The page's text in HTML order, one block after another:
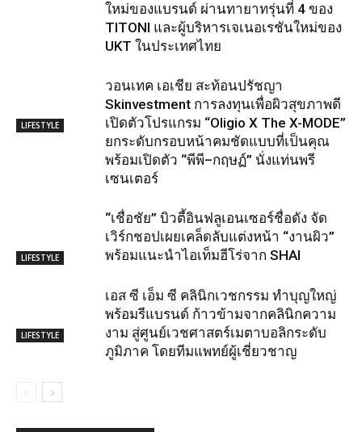
ใหม่ของแบรนด์ ผ่านทายาทรุ่นที่ 4 ของ
TITONI และผู้บริหารเจเนอเรชันใหม่ของ
UKT ในประเทศไทย
LIFESTYLE
วอนเทค เอเชีย สะท้อนปรัชญา
Skinvestment การลงทุนเพื่อผิวสุขภาพดี
เปิดตัวโปรแกรม “Oligio X The X-MODE”
ยกระดับกรอบหน้าคมชัดแบบที่เป็นคุณ
พร้อมเปิดตัว “พีพี–กฤษฏ์” นั่งแท่นพรี
เซนเตอร์
LIFESTYLE
“เชื่อชัย” บิวตี้อินฟลูเอนเซอร์ชื่อดัง จัด
เวิร์กชอปเผยเคล็ดลับแต่งหน้า “งานผิว”
พร้อมแนะนำไอเท็มฮีโร่จาก SHAI
LIFESTYLE
เอส ซี เอ็ม ซี คลินิกเวชกรรม ทำบุญใหญ่
พร้อมรีแบรนด์ ก้าวข้ามจากคลินิกความ
งาม สู่ศูนย์เวชศาสตร์เมตาบอลิกระดับ
ภูมิภาค โดยทีมแพทย์ผู้เชี่ยวชาญ